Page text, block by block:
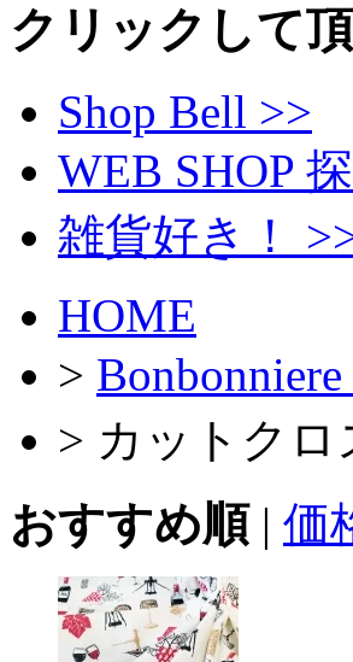
クリックして
Shop Bell >>
WEB SHOP
雑貨好き！
HOME
>
> カットクロ
おすすめ順| 価